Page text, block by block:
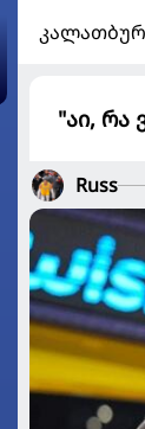
"აი, რა
Russ